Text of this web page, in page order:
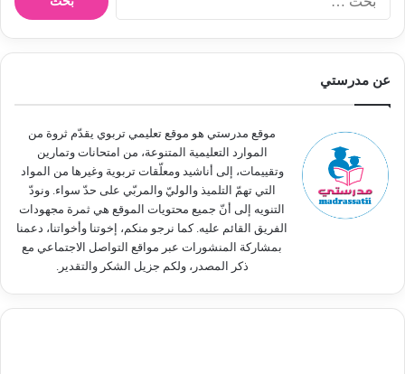
ن
عن مدرستي
موقع مدرستي هو موقع تعليمي تربوي يقدّم ثروة من
الموارد التعليمية المتنوعة، من امتحانات وتمارين
وتقييمات، إلى أناشيد ومعلّقات تربوية وغيرها من المواد
التي تهمّ التلميذ والوليّ والمربّي على حدّ سواء. ونودّ
التنويه إلى أنّ جميع محتويات الموقع هي ثمرة مجهودات
الفريق القائم عليه. كما نرجو منكم، إخوتنا وأخواتنا، دعمنا
بمشاركة المنشورات عبر مواقع التواصل الاجتماعي مع
ذكر المصدر، ولكم جزيل الشكر والتقدير.